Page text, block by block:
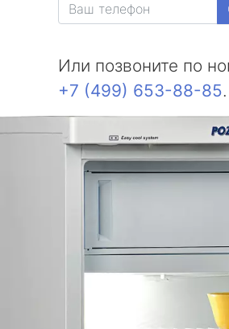
Или позвоните по
+7 (499) 653-88-85.